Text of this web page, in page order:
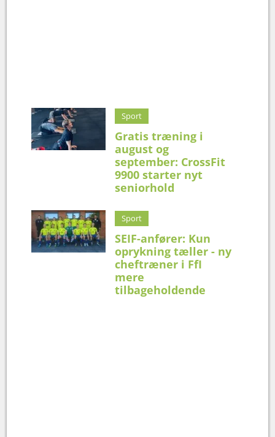
Sport
Gratis træning i
august og
september: CrossFit
9900 starter nyt
seniorhold
Sport
SEIF-anfører: Kun
oprykning tæller - ny
cheftræner i FfI
mere
tilbageholdende